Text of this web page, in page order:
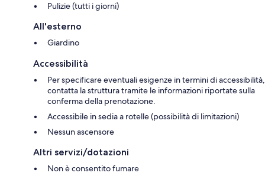
Pulizie (tutti i giorni)
All'esterno
Giardino
Accessibilità
Per specificare eventuali esigenze in termini di accessibilità,
contatta la struttura tramite le informazioni riportate sulla
conferma della prenotazione.
Accessibile in sedia a rotelle (possibilità di limitazioni)
Nessun ascensore
Altri servizi/dotazioni
Non è consentito fumare